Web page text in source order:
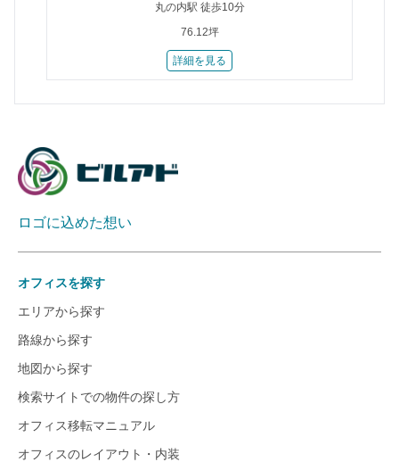
丸の内駅 徒歩10分
76.12坪
詳細を見る
ロゴに込めた想い
オフィスを探す
エリアから探す
路線から探す
地図から探す
検索サイトでの物件の探し方
オフィス移転マニュアル
オフィスのレイアウト・内装